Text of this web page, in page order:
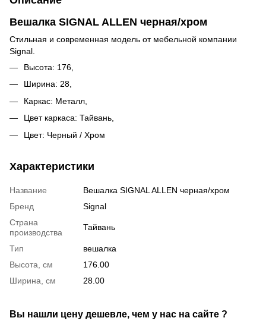
Вешалка SIGNAL ALLEN черная/хром
Стильная и современная модель от мебельной компании
Signal.
Высота: 176,
Ширина: 28,
Каркас: Металл,
Цвет каркаса: Тайвань,
Цвет: Черный / Хром
Характеристики
Название
Вешалка SIGNAL ALLEN черная/хром
Бренд
Signal
Страна
производства
Тайвань
Тип
вешалка
Высота, см
176.00
Ширина, см
28.00
Вы нашли цену дешевле, чем у нас на сайте ?